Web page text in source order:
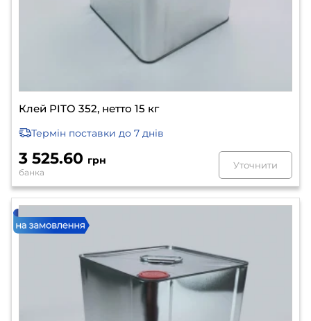
Клей PITO 352, нетто 15 кг
Термін поставки до 7 днів
3 525.60 грн
банка
Уточнити